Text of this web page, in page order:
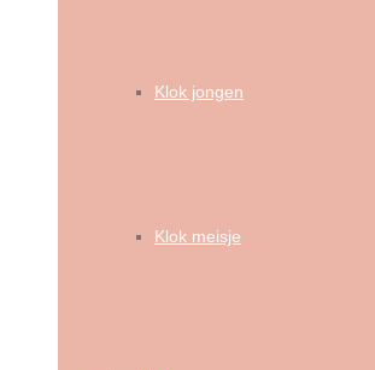
Klok jongen
Klok meisje